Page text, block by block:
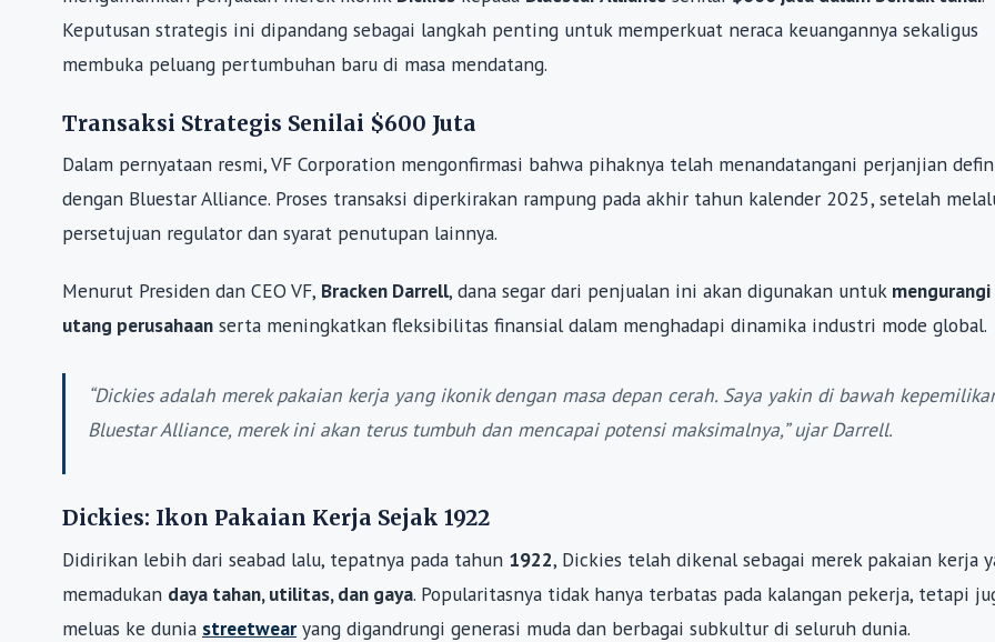
Keputusan strategis ini dipandang sebagai langkah penting untuk memperkuat neraca keuangannya sekaligus
membuka peluang pertumbuhan baru di masa mendatang.
Transaksi Strategis Senilai $600 Juta
Dalam pernyataan resmi, VF Corporation mengonfirmasi bahwa pihaknya telah menandatangani perjanjian
dengan Bluestar Alliance. Proses transaksi diperkirakan rampung pada akhir tahun kalender 2025, setelah
persetujuan regulator dan syarat penutupan lainnya.
Menurut Presiden dan CEO VF, Bracken Darrell, dana segar dari penjualan ini akan digunakan untuk
utang perusahaan serta meningkatkan fleksibilitas finansial dalam menghadapi dinamika industri mode global.
“Dickies adalah merek pakaian kerja yang ikonik dengan masa depan cerah. Saya yakin di bawah
Bluestar Alliance, merek ini akan terus tumbuh dan mencapai potensi maksimalnya,” ujar Darrell.
Dickies: Ikon Pakaian Kerja Sejak 1922
Didirikan lebih dari seabad lalu, tepatnya pada tahun 1922, Dickies telah dikenal sebagai merek pakaian kerja
memadukan daya tahan, utilitas, dan gaya. Popularitasnya tidak hanya terbatas pada kalangan pekerja, tetapi
meluas ke dunia streetwearyang digandrungi generasi muda dan berbagai subkultur di seluruh dunia.